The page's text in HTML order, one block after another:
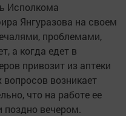
Исполкома
Янгуразова на своем
проблемами,
а когда едет в
привозит из аптеки
возникает
что на работе ее
поздно вечером.